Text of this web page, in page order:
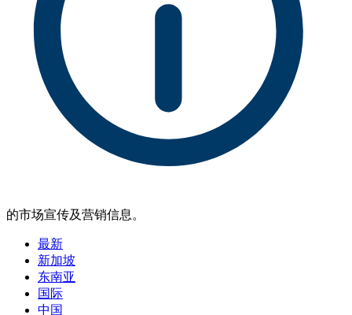
的市场宣传及营销信息。
最新
新加坡
东南亚
国际
中国